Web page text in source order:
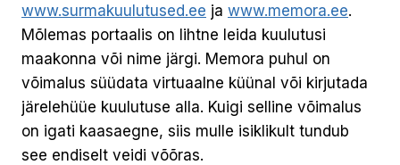
www.surmakuulutused.ee ja www.memora.ee.
Mõlemas portaalis on lihtne leida kuulutusi
maakonna või nime järgi. Memora puhul on
võimalus süüdata virtuaalne küünal või kirjutada
järelehüüe kuulutuse alla. Kuigi selline võimalus
on igati kaasaegne, siis mulle isiklikult tundub
see endiselt veidi võõras.